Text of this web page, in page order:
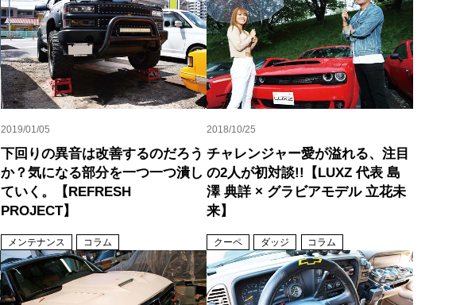
2019/01/05
下回りの異音は改善するのだろう
か？気になる部分を一つ一つ潰し
ていく。【REFRESH
PROJECT】
メンテナンス コラム
2018/10/25
チャレンジャー愛が溢れる、注目
の2人が初対談!!【LUXZ 代表 島
澤 典詳 × グラビアモデル 立花未
来】
クーペ ダッジ コラム